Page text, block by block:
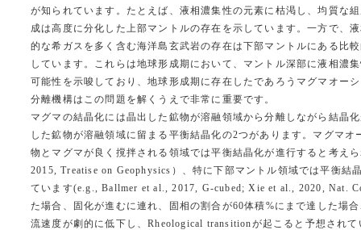
が知られています。たとえば、液相濃集性の元素に枯渇し、均質な
成は高度に分化した上部マントルの存在を示しています。一方で、
的な希ガスを多く含む海洋島玄武岩の存在は下部マントルにある比
しています。これらは地球形成期において、マントル深部に液相濃
可能性を示唆しており、地球形成期に存在したであろうマグマオー
分離機構はこの問題を解くうえで非常に重要です。
マグマの結晶化には晶出した鉱物が溶融領域から分離しながら結晶
した鉱物が溶融領域に留まる平衡結晶化の2つがあります。マグマオ
物とマグマが良く撹拌される領域では平衡結晶化が進行すると考え
2015, Treatise on Geophysics）、特に下部マントル領域では平衡結
ています(e.g., Ballmer et al., 2017, G-cubed; Xie et al., 2020, Nat.
た場合、固化が進むに連れ、固相の割合が60体積%にまで達した場
流速度が劇的に低下し、Rheological transitionが起こると予想され